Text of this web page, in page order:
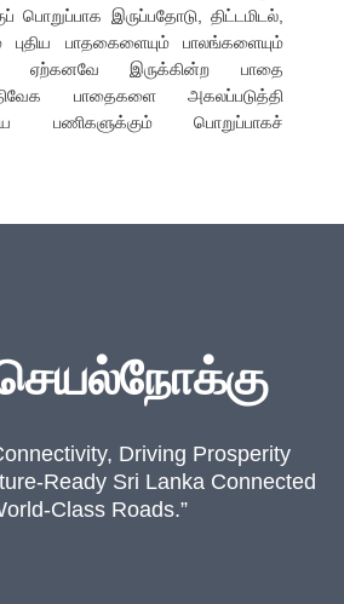
பொறுப்பாக இருப்பதோடு, திட்டமிடல்,
பாதகைளையும் பாலங்களையும்
ஏற்கனவே இருக்கின்ற பாதை
பாதைகளை அகலப்படுத்தி
பணிகளுக்கும் பொறுப்பாகச்
Driving Prosperity
Ready Sri Lanka Connected
Class Roads.”